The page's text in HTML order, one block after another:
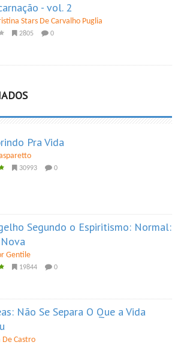
- vol. 2
Stars De Carvalho Puglia
2805 0
Pra Vida
30993 0
Segundo o Espiritismo: Normal:
Gentile
19844 0
Não Se Separa O Que a Vida
De Castro